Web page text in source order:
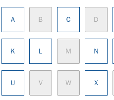
Ａ Ｂ Ｃ Ｄ
Ｋ Ｌ Ｍ Ｎ
Ｕ Ｖ Ｗ Ｘ